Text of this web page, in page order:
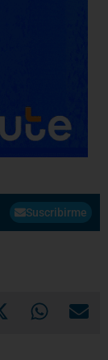
Suscribirme